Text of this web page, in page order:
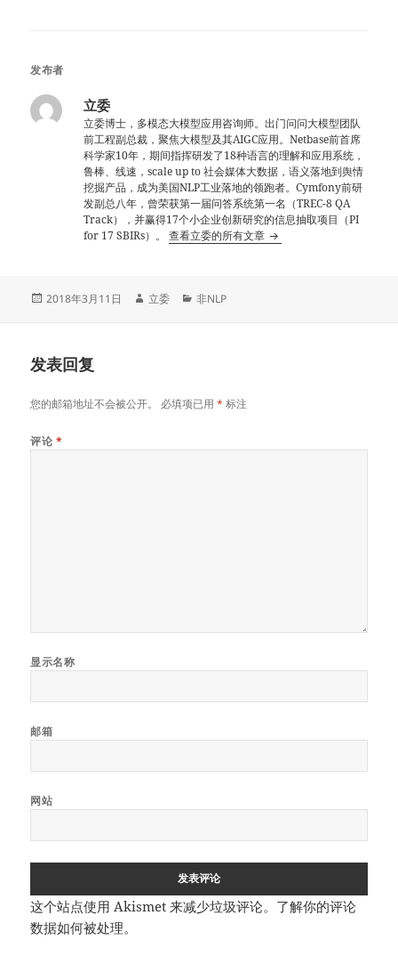
发布者
立委
立委博士，多模态大模型应用咨询师。出门问问大模型团队
前工程副总裁，聚焦大模型及其AIGC应用。Netbase前首席
科学家10年，期间指挥研发了18种语言的理解和应用系统，
鲁棒、线速，scale up to 社会媒体大数据，语义落地到舆情
挖掘产品，成为美国NLP工业落地的领跑者。Cymfony前研
发副总八年，曾荣获第一届问答系统第一名（TREC-8 QA
Track），并赢得17个小企业创新研究的信息抽取项目（PI
for 17 SBIRs）。查看立委的所有文章
发
2018年3月11日
作
立委
分
非NLP
发表回复
您的邮箱地址不会被公开。 必填项已用* 标注
评论 *
显示名称
邮箱
网站
这个站点使用 Akismet 来减少垃圾评论。 了解你的评论
数据如何被处理。